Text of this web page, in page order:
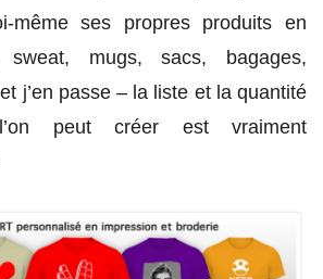
même ses propres produits en
sweat, mugs, sacs, bagages,
j’en passe – la liste et la quantité
peut créer est vraiment